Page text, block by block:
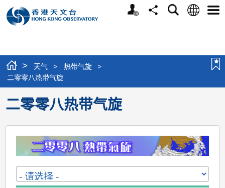
个
分
搜
语
选
> 天气 > 热带气旋
>
二零零八热带气旋
二零零八热带气旋